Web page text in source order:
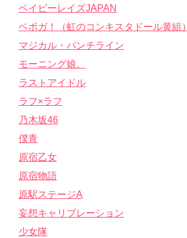
ベイビーレイズJAPAN
ベボガ！（虹のコンキスタドール黄組）
マジカル・パンチライン
モーニング娘。
ラストアイドル
ラフ×ラフ
乃木坂46
僕青
原宿乙女
原宿物語
原駅ステージA
妄想キャリブレーション
少女隊